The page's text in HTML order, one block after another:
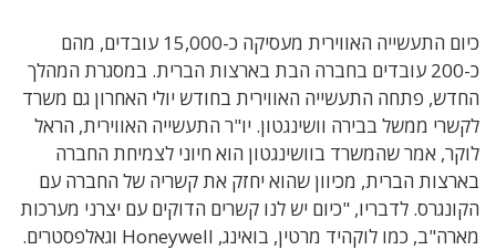
כיום התעשייה האווירית מעסיקה כ-15,000 עובדים, מהם
כ-200 עובדים בחברה הבת בארצות הברית. במסגרת המהלך
החדש, פתחה התעשייה האווירית בחודש יולי האחרון גם משרד
לקשרי ממשל בבירה וושינגטון. יו"ר התעשייה האווירית, הראל
לוקר, אמר שהמשרד בוושינגטון הוא חיוני לצמיחת החברה
בארצות הברית, מכיוון שהוא יחזק את קשריה של החברה עם
הקונגרס. לדבריו, "כיום יש לנו קשרים הדוקים עם יצרני מערכות
מארה"ב, כמו לוקהיד מרטין, בואינג, Honeywell וגאלפסטרים.